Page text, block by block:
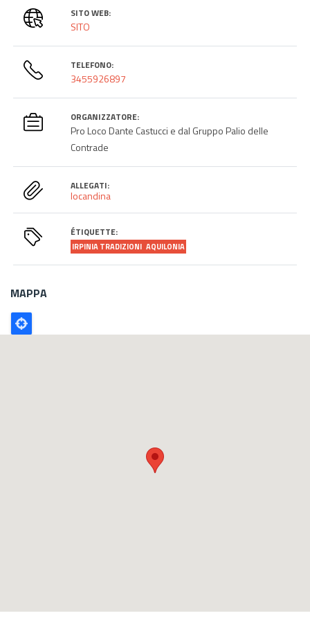
SITO WEB:
SITO
TELEFONO:
3455926897
ORGANIZZATORE:
Pro Loco Dante Castucci e dal Gruppo Palio delle
Contrade
ALLEGATI:
locandina
ÉTIQUETTE:
IRPINIA TRADIZIONI AQUILONIA
MAPPA
Poligono
GEO